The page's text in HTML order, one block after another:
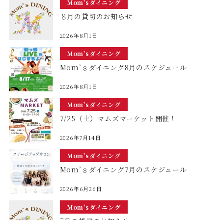
Mom'sダイニング
８月の貸切のお知らせ
2026年8月1日
Mom'sダイニング
Mom’ｓダイニング8月のスケジュール
2026年8月1日
Mom'sダイニング
7/25（土）マムズマーケット開催！
2026年7月14日
Mom'sダイニング
Mom’ｓダイニング7月のスケジュール
2026年6月26日
Mom'sダイニング